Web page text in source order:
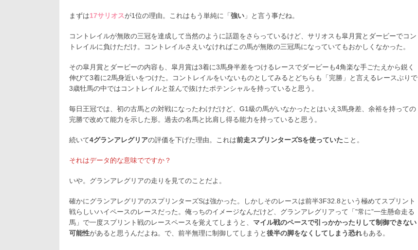
まずは17サリオスが1位の理由。これはもう単純に「強い 」と言う事だね。
コントレイルが無敗の三冠を達成して当然のように話題をさらっているけど、サリオスも皐月賞とダービーでコン
トレイルに負けただけ。コントレイルさえいなければこの馬が無敗の三冠馬になっていてもおかしくなかった。
その皐月賞とダービーの内容も、皐月賞は3着に3馬身半差をつけるレースでダービーも4角楽な手ごたえから鋭く
伸びて3着に2馬身近いをつけた。コントレイルをいないものとしてみるとどちらも「完勝」と言えるレースぶりで
3歳牡馬の中ではコントレイルと並んで抜けたポテンシャルを持っていると思う。
毎日王冠では、初の古馬との対戦になったわけだけど、G1級の馬がいなかったとはいえ3馬身差、余裕を持っての
完勝で改めて能力を示した形。過去の名馬と比肩し得る能力を持っていると思う。
続いて4グランアレグリアの評価を下げた理由。これは前走スプリンターズSを使っていたこと。
それはデータ的な意味でですか？
いや。グランアレグリアの走りを見てのことだよ。
確かにグランアレグリアのスプリンターズSは強かった。しかしそのレースは前半3F32.8という極めてスプリント
戦らしいハイペースのレースだった。俺っちのイメージなんだけど、グランアレグリアって「”常に”一生懸命走る
馬」で一度スプリント戦のレースペースを覚えてしまうと、 マイル戦のペースで引っかかったりして制御できない
可能性があると思うんだよね。で、前半無理に制御してしまうと後半の脚をなくしてしまう恐れもある。